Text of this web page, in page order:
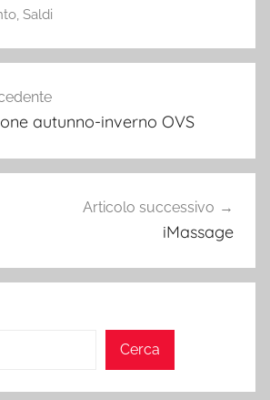
, Saldi
autunno-inverno OVS
Articolo successivo
iMassage
Cerca